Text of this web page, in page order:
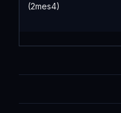
(2mes4)